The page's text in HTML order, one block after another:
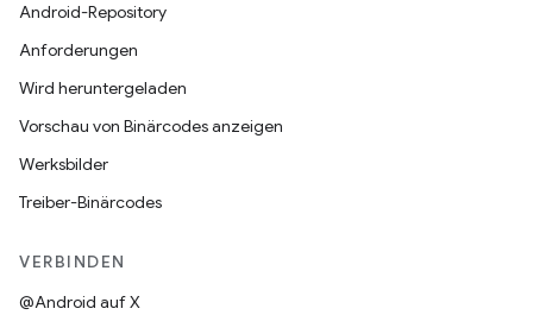
Android-Repository
Anforderungen
Wird heruntergeladen
Vorschau von Binärcodes anzeigen
Werksbilder
Treiber-Binärcodes
VERBINDEN
@Android auf X